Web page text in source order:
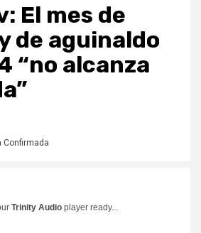
El mes de
de aguinaldo
“no alcanza
Confirmada
Trinity Audio player ready...